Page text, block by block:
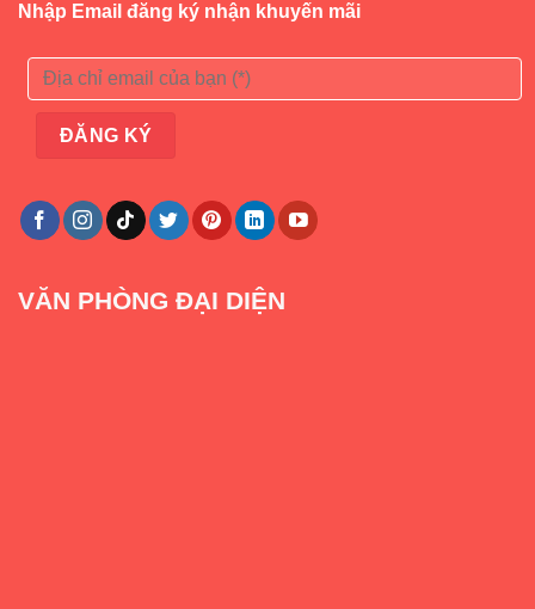
Nhập Email đăng ký nhận khuyến mãi
VĂN PHÒNG ĐẠI DIỆN